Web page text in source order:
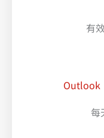
有
Outlook
每